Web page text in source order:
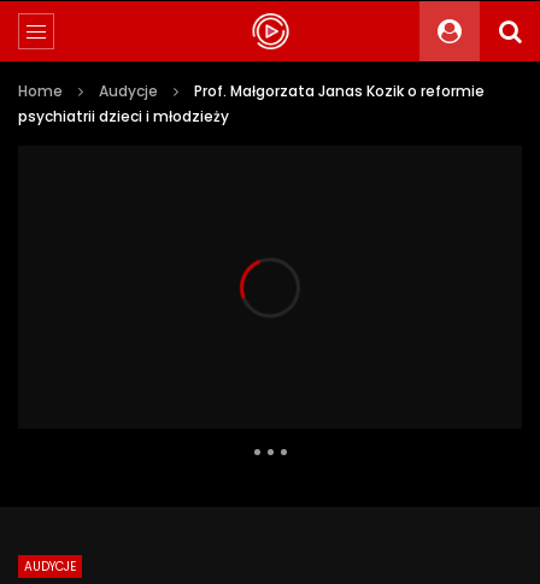
Home Audycje
Prof. Małgorzata Janas Kozik o reformie
psychiatrii dzieci i młodzieży
AUDYCJE